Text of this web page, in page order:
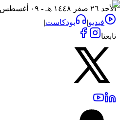
الأحد ٢٦ صفر ١٤٤٨ هـ - ٠٩ أغسطس ٢٠٢٦
فيديو| بودكاست|
تابعنا